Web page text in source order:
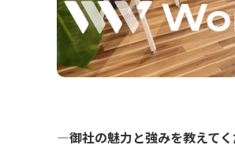
―御社の魅力と強みを教えてく